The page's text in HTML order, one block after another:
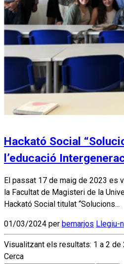
Hackató Social
l’educació
El passat 17 de maig de 2023 es
la Facultat de Magisteri de la
Hackató Social titulat “Solucions...
01/03/2024 per bemarjos Llegiu-
Visualitzant els resultats: 1 a 2 de
Cerca